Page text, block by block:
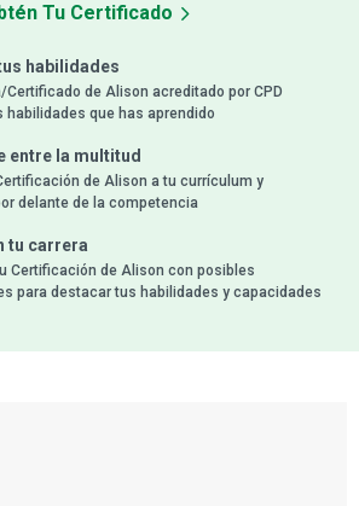
habilidades
Certificado de Alison acreditado por CPD
habilidades que has aprendido
entre la multitud
de Alison a tu currículum y
delante de la competencia
tu carrera
Certificación de Alison con posibles
para destacar tus habilidades y capacidades
Tu Certificado